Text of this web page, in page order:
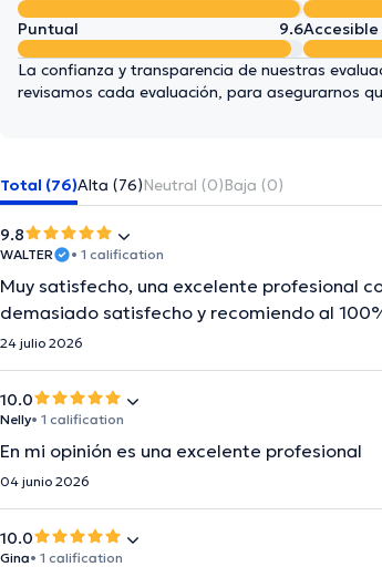
Puntual
9.6Accesible
La confianza y transparencia de nuestras
revisamos cada evaluación, para asegurarnos
Total (76)Alta (76)Neutral (0)Baja (0)
9.8
WALTER • 1 calification
Muy satisfecho, una excelente profesional
demasiado satisfecho y recomiendo al
24 julio 2026
10.0
Nelly• 1 calification
En mi opinión es una excelente profesional
04 junio 2026
10.0
Gina• 1 calification